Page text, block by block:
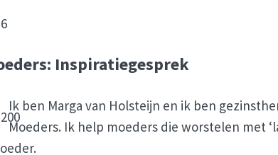
Inspiratiegesprek
Ik ben Marga van Holsteijn en ik ben
Moeders. Ik help moeders die worstelen met